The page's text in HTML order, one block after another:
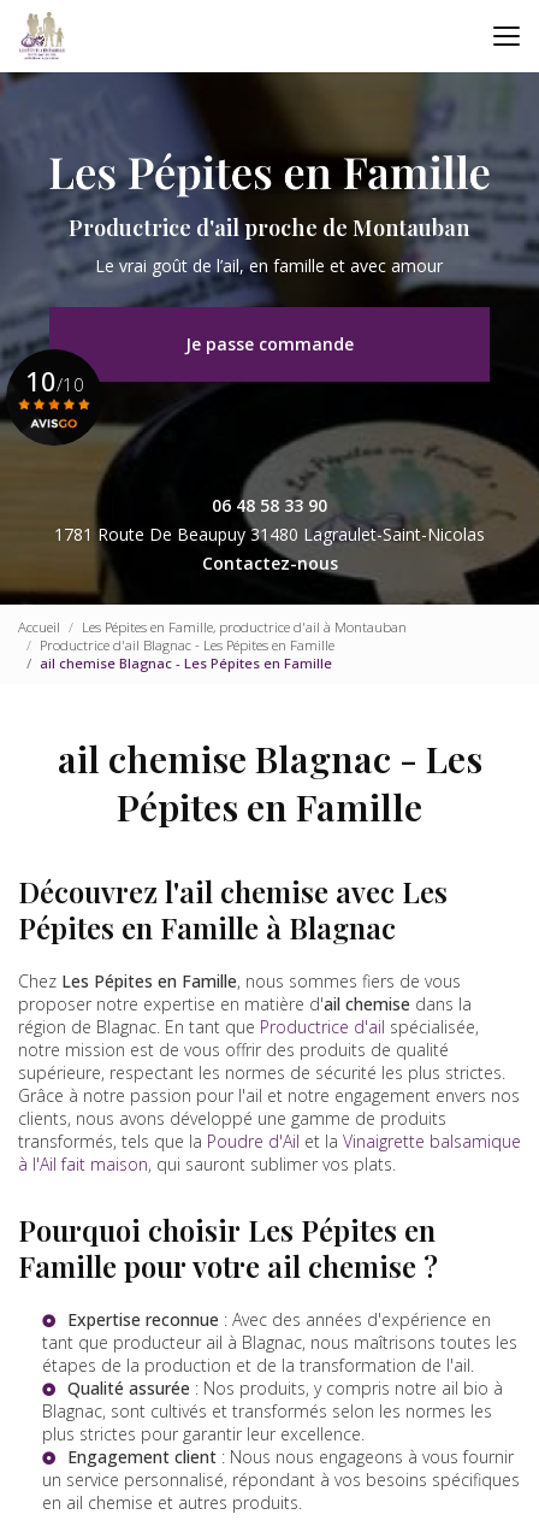
Aller
contenu
principal
Productrice d'ail proche de Montauban
Le vrai goût de l’ail, en famille et avec amour
Je passe commande
06 48 58 33 90
1781 Route De Beaupuy31480 Lagraulet-Saint-Nicolas
Contactez-nous
10/10
Accueil
Les Pépites en Famille, productrice d'ail à Montauban
Productrice d'ail Blagnac - Les Pépites en Famille
ail chemise Blagnac - Les Pépites en Famille
ail chemise Blagnac - Les
Pépites en Famille
Découvrez l'ail chemise avec Les
Pépites en Famille à Blagnac
Chez Les Pépites en Famille, nous sommes fiers de vous
proposer notre expertise en matière d'ail chemise dans la
région de Blagnac. En tant que Productrice d'ail spécialisée,
notre mission est de vous offrir des produits de qualité
supérieure, respectant les normes de sécurité les plus strictes.
Grâce à notre passion pour l'ail et notre engagement envers nos
clients, nous avons développé une gamme de produits
transformés, tels que la Poudre d'Ail et la Vinaigrette balsamique
à l'Ail fait maison, qui sauront sublimer vos plats.
Pourquoi choisir Les Pépites en
Famille pour votre ail chemise ?
Expertise reconnue : Avec des années d'expérience en
tant que producteur ail à Blagnac, nous maîtrisons toutes les
étapes de la production et de la transformation de l'ail.
Qualité assurée : Nos produits, y compris notre ail bio à
Blagnac, sont cultivés et transformés selon les normes les
plus strictes pour garantir leur excellence.
Engagement client : Nous nous engageons à vous fournir
un service personnalisé, répondant à vos besoins spécifiques
en ail chemise et autres produits.